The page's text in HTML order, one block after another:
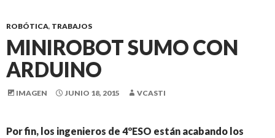
ROBÓTICA, TRABAJOS
MINIROBOT SUMO CON
ARDUINO
IMAGEN JUNIO 18, 2015 VCASTI
Por fin, los ingenieros de 4ºESO están acabando los